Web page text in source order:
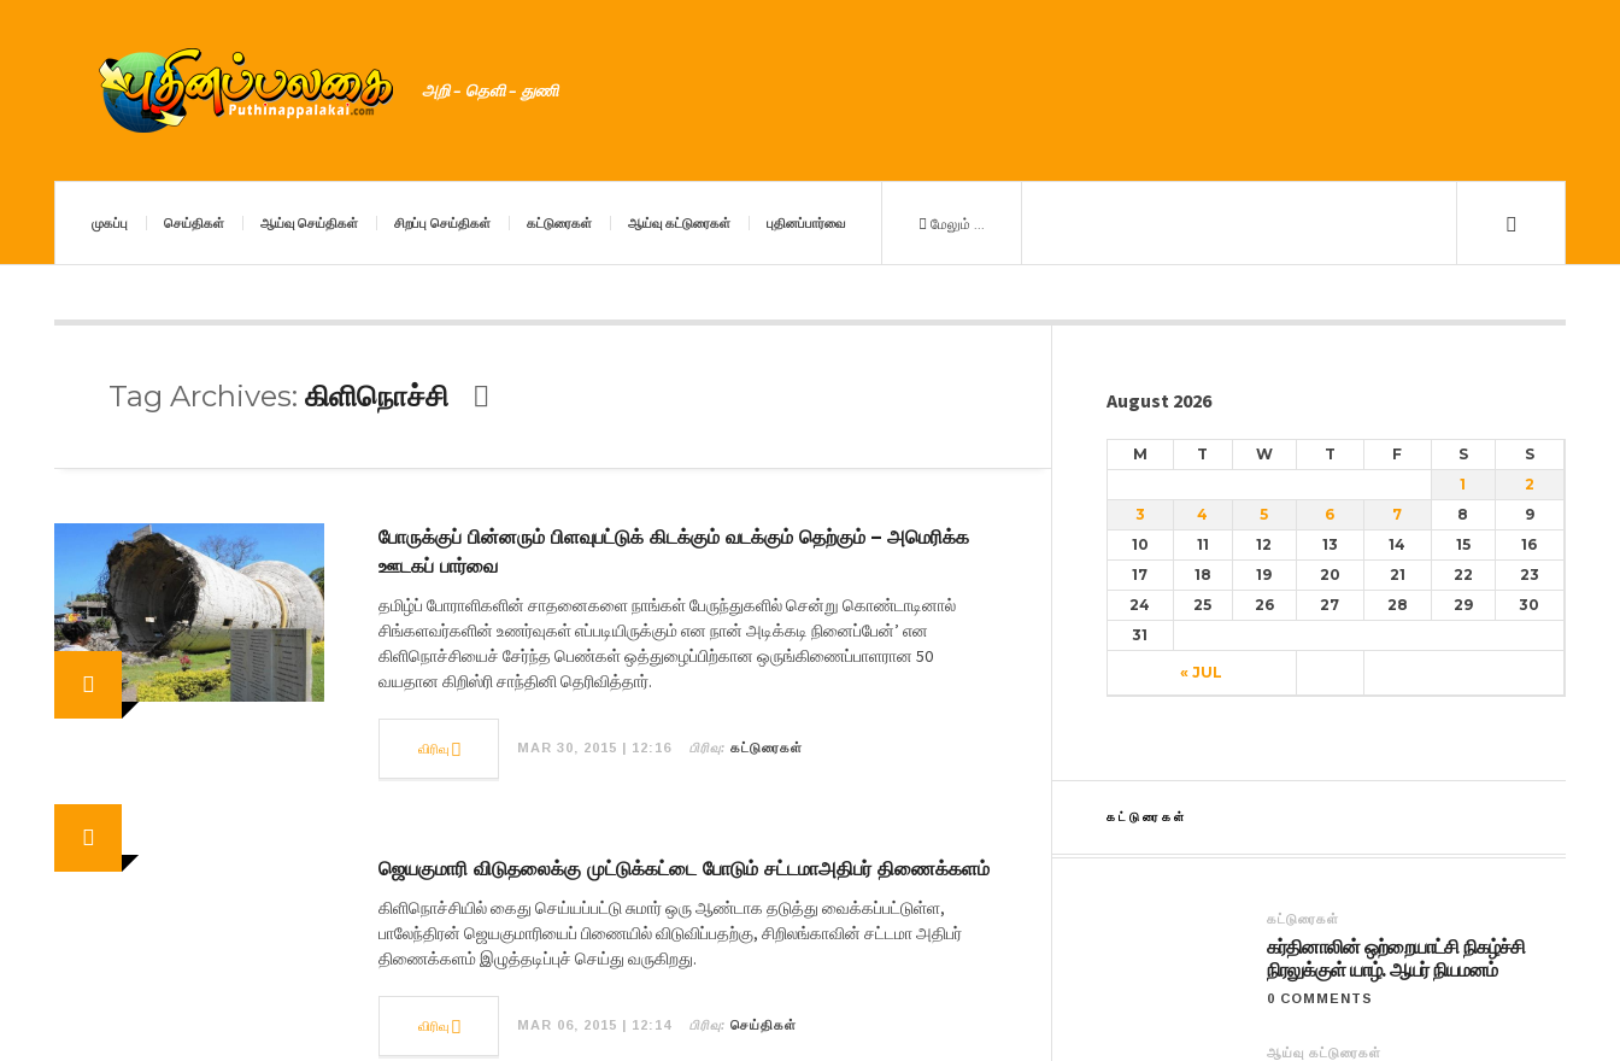
அறி – தெளி – துணி
முகப்பு செய்திகள் ஆய்வு செய்திகள் சிறப்பு செய்திகள் கட்டுரைகள் ஆய்வு கட்டுரைகள் புதினப்பார்வை மேலும் ...
Tag Archives: கிளிநொச்சி
போருக்குப் பின்னரும் பிளவுபட்டுக் கிடக்கும் வடக்கும் தெற்கும் – அமெரிக்க
ஊடகப் பார்வை
தமிழ்ப் போராளிகளின் சாதனைகளை நாங்கள் பேருந்துகளில் சென்று கொண்டாடினால்
சிங்களவர்களின் உணர்வுகள் எப்படியிருக்கும் என நான் அடிக்கடி நினைப்பேன்’ என
கிளிநொச்சியைச் சேர்ந்த பெண்கள் ஒத்துழைப்பிற்கான ஒருங்கிணைப்பாளரான 50
வயதான கிறிஸ்ரி சாந்தினி தெரிவித்தார்.
விரிவு MAR 30, 2015 | 12:16 பிரிவு: கட்டுரைகள்
ஜெயகுமாரி விடுதலைக்கு முட்டுக்கட்டை போடும் சட்டமாஅதிபர் திணைக்களம்
கிளிநொச்சியில் கைது செய்யப்பட்டு சுமார் ஒரு ஆண்டாக தடுத்து வைக்கப்பட்டுள்ள,
பாலேந்திரன் ஜெயகுமாரியைப் பிணையில் விடுவிப்பதற்கு, சிறிலங்காவின் சட்டமா அதிபர்
திணைக்களம் இழுத்தடிப்புச் செய்து வருகிறது.
விரிவு MAR 06, 2015 | 12:14 பிரிவு: செய்திகள்
August 2026
M T W T F S S
« JUL
1
2
3
4 5 6 7 8
9
10
11 12 13 14 15
16
17
18 19 20 21 22
23
24
25 26 27 28 29
30
31
கட்டுரைகள்
கட்டுரைகள்
கர்தினாலின் ஒற்றையாட்சி நிகழ்ச்சி
நிரலுக்குள் யாழ். ஆயர் நியமனம்
0 COMMENTS
ஆய்வு கட்டுரைகள்